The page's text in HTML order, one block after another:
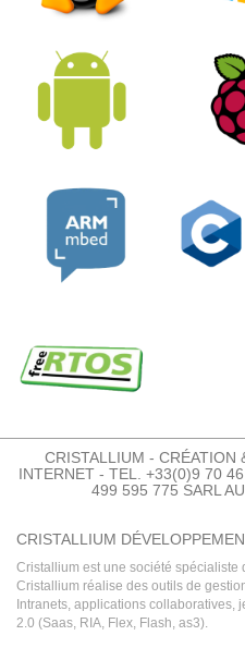
CRISTALLIUM - CRÉATION
INTERNET - TEL. +33(0)9 70
499 595 775 SARL
CRISTALLIUM
Cristallium est une société spécialiste
Cristallium réalise des outils de
Intranets, applications collaboratives,
2.0 (Saas, RIA, Flex, Flash, as3).